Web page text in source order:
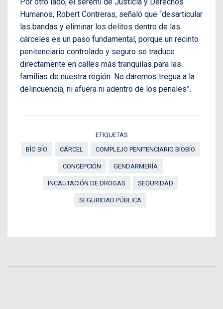
Humanos, Robert Contreras, señaló que “desarticular
las bandas y eliminar los delitos dentro de las
cárceles es un paso fundamental, porque un recinto
penitenciario controlado y seguro se traduce
directamente en calles más tranquilas para las
familias de nuestra región. No daremos tregua a la
delincuencia, ni afuera ni adentro de los penales”.
ETIQUETAS
BÍO BÍO
CÁRCEL COMPLEJO PENITENCIARIO BIOBÍO
CONCEPCIÓN GENDARMERÍA
INCAUTACIÓN DE DROGAS SEGURIDAD
SEGURIDAD PÚBLICA